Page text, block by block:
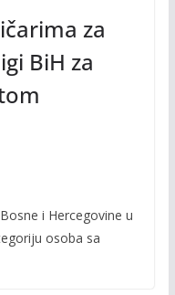
za
BiH za
i Hercegovine u
osoba sa